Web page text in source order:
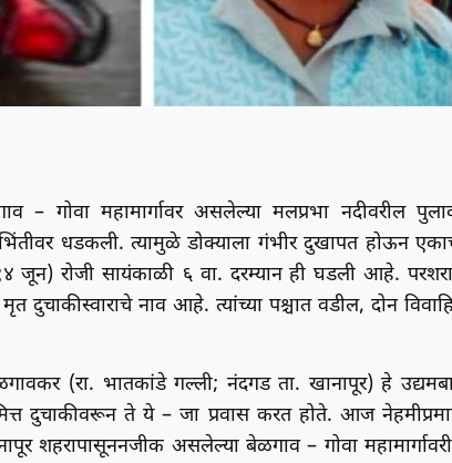
गोवा महामार्गावर असलेल्या मलप्रभा नदीवरील
धडकली. त्यामुळे डोक्याला गंभीर दुखापत होऊन
रोजी सायंकाळी ६ वा. दरम्यान ही घडली आहे.
नाव आहे. त्यांच्या पश्चात वडील, दोन
(रा. भातकांडे गल्ली; नंदगड ता. खानापूर) हे
दुचाकीवरून ते ये – जा प्रवास करत होते. आज
असलेल्या बेळगाव – गोवा